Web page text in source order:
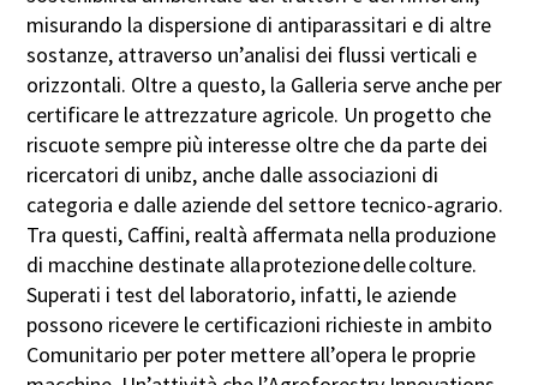
misurando la dispersione di antiparassitari e di altre
sostanze, attraverso un’analisi dei flussi verticali e
orizzontali. Oltre a questo, la Galleria serve anche per
certificare le attrezzature agricole. Un progetto che
riscuote sempre più interesse oltre che da parte dei
ricercatori di unibz, anche dalle associazioni di
categoria e dalle aziende del settore tecnico-agrario.
Tra questi, Caffini, realtà affermata nella produzione
di macchine destinate alla protezione delle colture.
Superati i test del laboratorio, infatti, le aziende
possono ricevere le certificazioni richieste in ambito
Comunitario per poter mettere all’opera le proprie